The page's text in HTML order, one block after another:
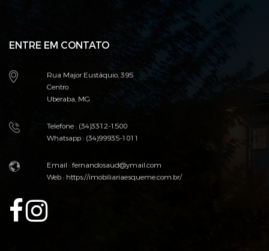
ENTRE EM CONTATO
Rua Major Eustáquio, 395
Centro
Uberaba, MG
Telefone : (34)3312-1500
Whatsapp : (34)99935-1011
Email :fernandosaud@ymail.com
Web :https://imobiliariaesqueme.com.br/